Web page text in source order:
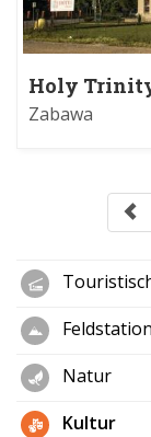
Holy
Zabawa
Natur
Kultur